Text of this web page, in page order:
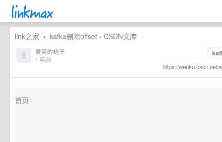
link之家 › kafka删除offset - CSDN文库
https://wenku.csdn.net/
爱笑的桔子
1 年前
首页